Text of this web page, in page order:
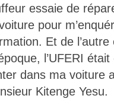
essaie de
pour
Et de
l’UFERI
dans ma voiture
Kitenge Yesu.